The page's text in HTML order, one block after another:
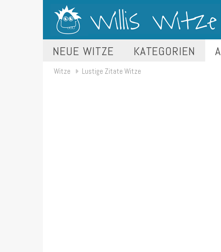
NEUE WITZE KATEGORIEN
Witze Lustige Zitate Witze